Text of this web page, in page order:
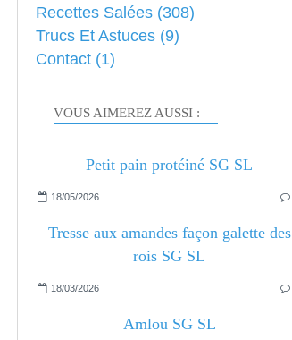
VOUS AIMEREZ AUSSI :
Petit pain protéiné SG SL
18/05/2026
Tresse aux amandes façon galette des
rois SG SL
18/03/2026
Amlou SG SL
Recettes Salées (308)
Trucs Et Astuces (9)
Contact (1)